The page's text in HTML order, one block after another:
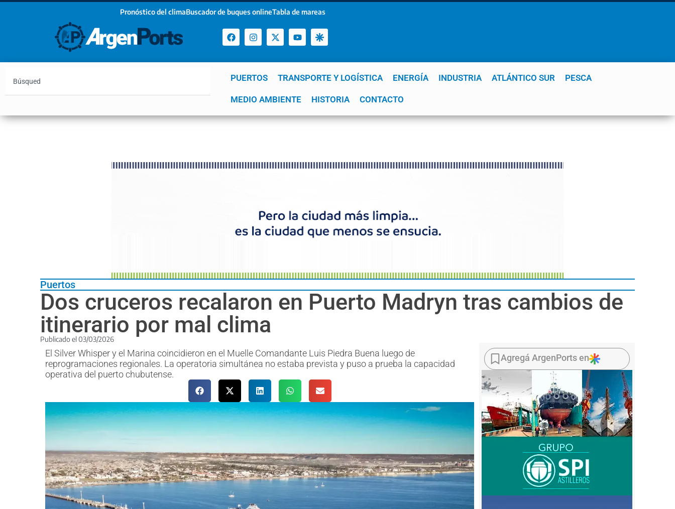
Pronóstico del climaBuscador de buques onlineTabla de mareas
PUERTOS TRANSPORTE Y LOGÍSTICA ENERGÍA INDUSTRIA ATLÁNTICO SUR PESCA
MEDIO AMBIENTE HISTORIA CONTACTO
YPF GNL Mar del Plata Patagonia Quequén
Puertos
Dos cruceros recalaron en Puerto Madryn tras cambios de
itinerario por mal clima
Publicado el 03/03/2026
El Silver Whisper y el Marina coincidieron en el Muelle Comandante Luis Piedra Buena luego de
reprogramaciones regionales. La operatoria simultánea no estaba prevista y puso a prueba la capacidad
operativa del puerto chubutense.
Agregá ArgenPorts en
¡Sumate a nuestro Newsletter!
Email
Estoy de acuerdo con las condiciones y políticas de